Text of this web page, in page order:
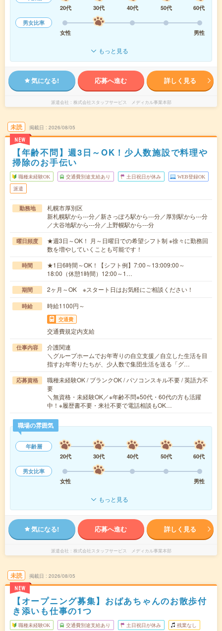
20代
30代 40代 50代
60代
男女比率
女性
男性
もっと見る
気になる! 応募へ進む 詳しく見る
派遣会社 株式会社スタッフサービス メディカル事業本部
未読
NEW
掲載日 2026/08/05
【年齢不問】週3日～OK！少人数施設で料理や
掃除のお手伝い
職種未経験OK 交通費別途支給あり 土日祝日が休み WEB登録OK
派遣
勤務地
札幌市厚別区
新札幌駅から---分／新さっぽろ駅から---分／厚別駅から---分
／大谷地駅から---分／上野幌駅から---分
曜日頻度
★週3日～OK！ 月～日曜日での希望シフト制 ※徐々に勤務回
数を増やしていくことも可能です！
時間
★1日6時間～OK！【シフト例】7:00～13:009:00～
18:00（休憩1時間）12:00～1…
期間 2ヶ月～OK ※スタート日はお気軽にご相談ください！
時給 時給1100円～
交通費
交通費規定内支給
仕事内容
介護関連
＼グループホームでお年寄りの自立支援／自立した生活を目
指すお年寄りたちが、少人数で集団生活を送る「グ…
応募資格
職種未経験OK / ブランクOK / パソコンスキル不要 / 英語力不
要
＼無資格・未経験OK／※年齢不問※50代・60代の方も活躍
中！※履歴書不要・来社不要で電話相談もOK…
職場の雰囲気
年齢層
20代
30代 40代 50代
60代
男女比率
女性
男性
もっと見る
気になる! 応募へ進む 詳しく見る
派遣会社 株式会社スタッフサービス メディカル事業本部
未読
NEW
掲載日 2026/08/05
【オープニング募集】おばあちゃんのお散歩付
き添いも仕事の1つ
職種未経験OK 交通費別途支給あり 土日祝日が休み 残業なし